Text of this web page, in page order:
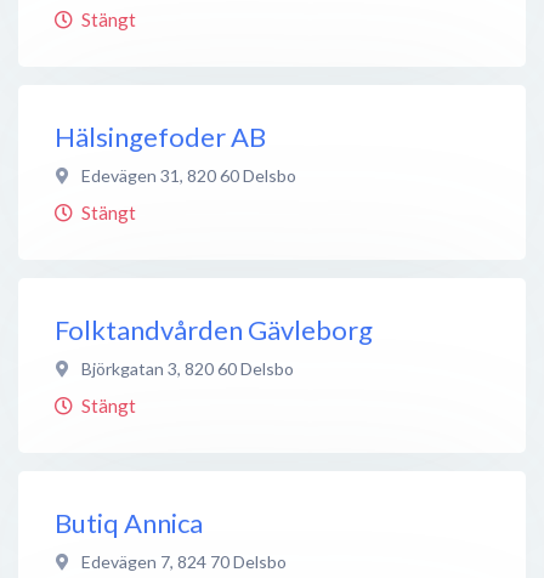
Stängt
Hälsingefoder AB
Edevägen 31, 820 60Delsbo
Stängt
Folktandvården Gävleborg
Björkgatan 3, 820 60Delsbo
Stängt
Butiq Annica
Edevägen 7, 824 70Delsbo